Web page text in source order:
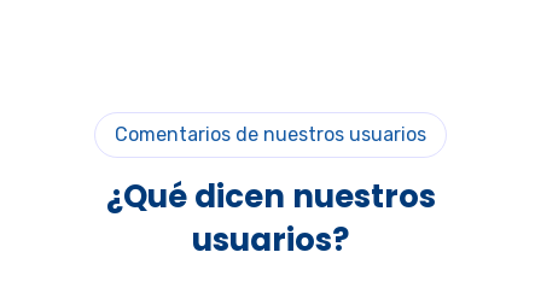
Comentarios de nuestros usuarios
¿Qué dicen nuestros
usuarios?